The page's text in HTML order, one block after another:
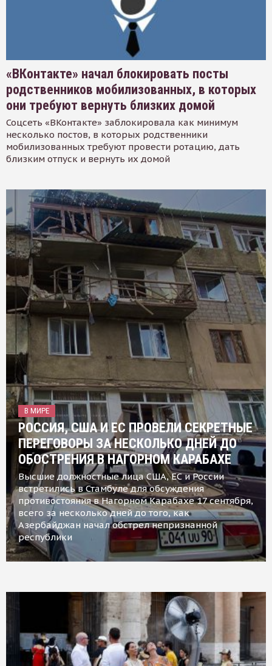
«ВКонтакте» начал блокировать посты
родственников мобилизованных, в которых
они требуют вернуть близких домой
Соцсеть «ВКонтакте» заблокировала как минимум
несколько постов, в которых родственники
мобилизованных требуют провести ротацию, дать
близким отпуск и вернуть их домой
В МИРЕ
РОССИЯ, США И ЕС ПРОВЕЛИ СЕКРЕТНЫЕ
ПЕРЕГОВОРЫ ЗА НЕСКОЛЬКО ДНЕЙ ДО
ОБОСТРЕНИЯ В НАГОРНОМ КАРАБАХЕ
Высшие должностные лица США, ЕС и России
встретились в Стамбуле для обсуждения
противостояния в Нагорном Карабахе 17 сентября,
всего за несколько дней до того, как
Азербайджан начал обстрел непризнанной
республики